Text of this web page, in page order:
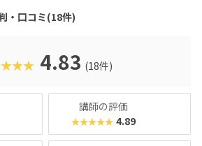
・口コミ(18件)
4.83 (18件)
講師の評価
★★★★★ 4.89